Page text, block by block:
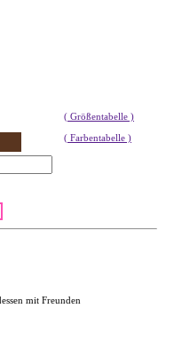
( Größentabelle )
( Farbentabelle )
mit Freunden